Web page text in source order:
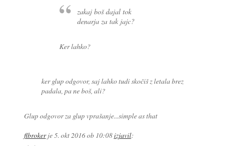
zakaj boš dajal tok
denarja za tak jajc?
Ker lahko?
ker glup odgovor, saj lahko tudi skočiš z letala brez
padala, pa ne boš, ali?
Glup odgovor za glup vprašanje...simple as that
flbrokerje5. okt 2016 ob 10:08izjavil: